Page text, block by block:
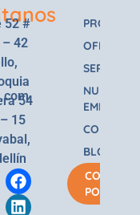
52 #
– 42
54
15
OFERTAS
SERVICIOS
NUESTRA
EMPRESA
BLOG
COMPRA
POR